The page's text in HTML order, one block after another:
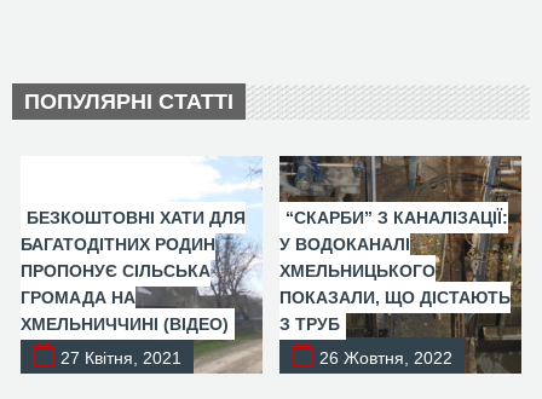
ПОПУЛЯРНІ СТАТТІ
БЕЗКОШТОВНІ ХАТИ ДЛЯ
БАГАТОДІТНИХ РОДИН
ПРОПОНУЄ СІЛЬСЬКА
ГРОМАДА НА
ХМЕЛЬНИЧЧИНІ (ВІДЕО)
27 Квітня, 2021
“СКАРБИ” З КАНАЛІЗАЦІЇ:
У ВОДОКАНАЛІ
ХМЕЛЬНИЦЬКОГО
ПОКАЗАЛИ, ЩО ДІСТАЮТЬ
З ТРУБ
26 Жовтня, 2022